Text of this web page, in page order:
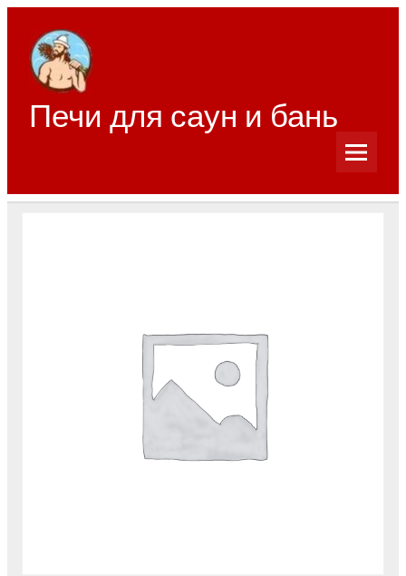
Перейти
содержимому
Печи для саун и бань